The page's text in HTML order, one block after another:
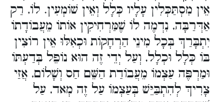
אֵין מִסְתַּכְּלִין עָלָיו כְּלָל וְאֵין שׁוֹמְעִין. לוֹ, רַק
אַדְּרַבָּה, נִדְמֶה לוֹ שֶׁמַּרְחִיקִין אוֹתוֹ מֵעֲבוֹדָתוֹ
יִתְבָּרַךְ בְּכָל מִינֵי הַרְחָקוֹת וּכְאִלּוּ אֵין רוֹצִין
בּוֹ כְּלָל וּכְלָל, וְעַל יְדֵי זֶה הוּא נוֹפֵל בְּדַעְתּוֹ
וּמַרְפֶּה עַצְמוֹ מֵעֲבוֹדַת הַשֵּׁם חַס וְשָׁלוֹם, אֲזַי
צָרִיךְ לְהִתְבַּיֵּשׁ בְּעַצְמוֹ עַל זֶה מְאד, עַל